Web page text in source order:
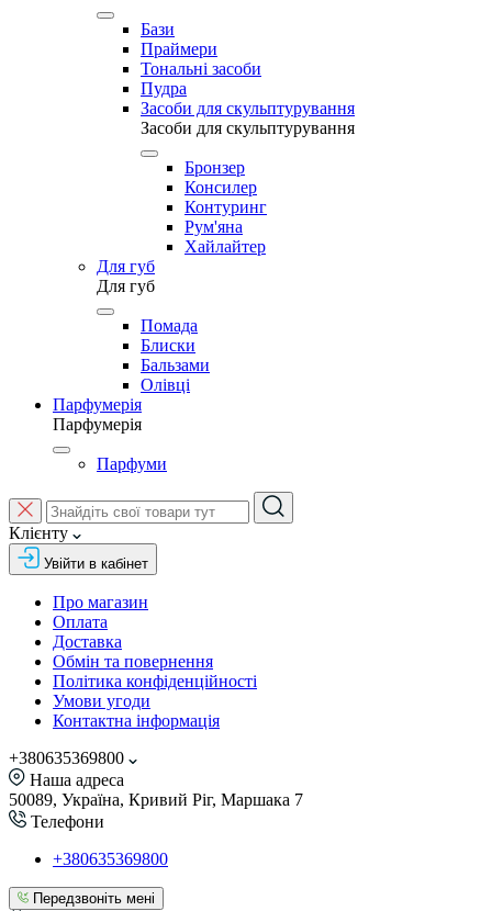
Бази
Праймери
Тональні засоби
Пудра
Засоби для скульптурування
Засоби для скульптурування
Бронзер
Консилер
Контуринг
Рум'яна
Хайлайтер
Для губ
Для губ
Помада
Блиски
Бальзами
Олівці
Парфумерія
Парфумерія
Парфуми
Клієнту
Увійти в кабінет
Про магазин
Оплата
Доставка
Обмін та повернення
Політика конфіденційності
Умови угоди
Контактна інформація
+380635369800
Наша адреса
50089, Україна, Кривий Ріг, Маршака 7
Телефони
+380635369800
Передзвоніть мені